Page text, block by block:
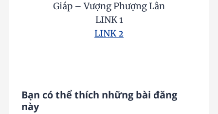
Giáp – Vượng Phượng Lân
LINK 1
LINK 2
Bạn có thể thích những bài đăng
này